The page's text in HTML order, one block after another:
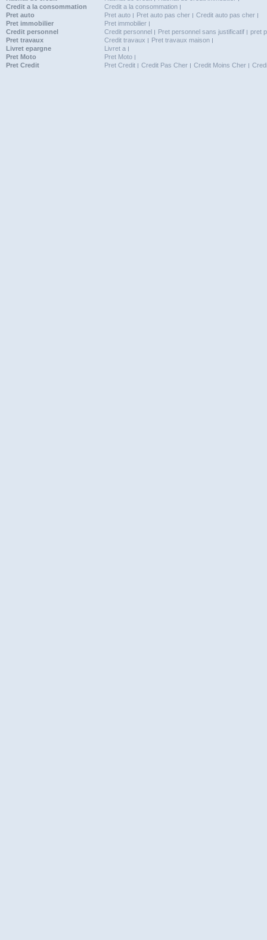
Credit a la consommation
Credit a la consommation
Pret auto
Pret auto Pret auto pas cher
Credit auto pas cher
Pret immobilier
Pret immobilier
Credit personnel
Credit personnel Pret personnel sans justificatif
pret
Pret travaux
Credit travaux
Pret travaux maison
Livret epargne
Livret a
Pret Moto
Pret Moto
Pret Credit
Pret Credit Credit Pas Cher Credit Moins Cher